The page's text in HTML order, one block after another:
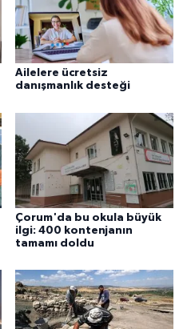
Ailelere ücretsiz
danışmanlık desteği
Çorum'da bu okula büyük
ilgi: 400 kontenjanın
tamamı doldu